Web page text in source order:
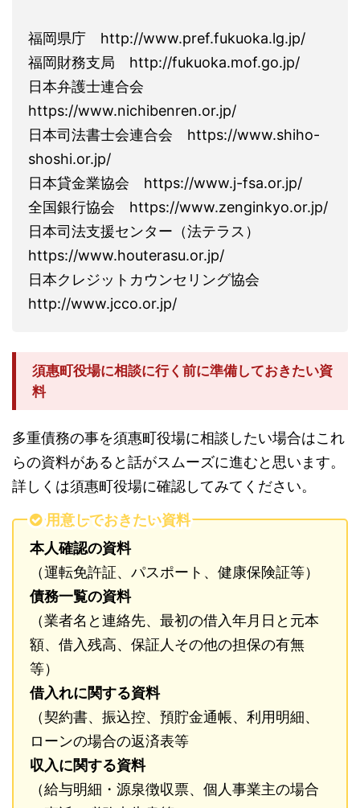
福岡県庁 http://www.pref.fukuoka.lg.jp/
福岡財務支局 http://fukuoka.mof.go.jp/
日本弁護士連合会
https://www.nichibenren.or.jp/
日本司法書士会連合会 https://www.shiho-
shoshi.or.jp/
日本貸金業協会 https://www.j-fsa.or.jp/
全国銀行協会 https://www.zenginkyo.or.jp/
日本司法支援センター（法テラス）
https://www.houterasu.or.jp/
日本クレジットカウンセリング協会
http://www.jcco.or.jp/
須惠町役場に相談に行く前に準備しておきたい資
料
多重債務の事を須惠町役場に相談したい場合はこれ
らの資料があると話がスムーズに進むと思います。
詳しくは須惠町役場に確認してみてください。
用意しておきたい資料
本人確認の資料
（運転免許証、パスポート、健康保険証等）
債務一覧の資料
（業者名と連絡先、最初の借入年月日と元本
額、借入残高、保証人その他の担保の有無
等）
借入れに関する資料
（契約書、振込控、預貯金通帳、利用明細、
ローンの場合の返済表等
収入に関する資料
（給与明細・源泉徴収票、個人事業主の場合